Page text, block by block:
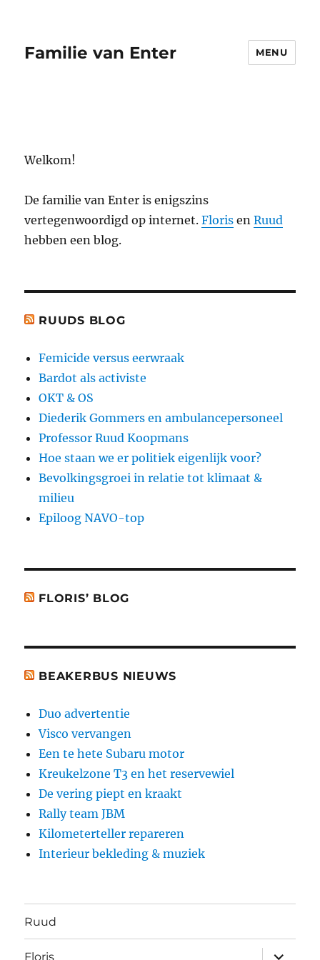
Familie van Enter MENU
Welkom!
De familie van Enter is enigszins
vertegenwoordigd op internet.Floris enRuud
hebben een blog.
RUUDS BLOG
Femicide versus eerwraak
Bardot als activiste
OKT & OS
Diederik Gommers en ambulancepersoneel
Professor Ruud Koopmans
Hoe staan we er politiek eigenlijk voor?
Bevolkingsgroei in relatie tot klimaat &
milieu
Epiloog NAVO-top
FLORIS’ BLOG
BEAKERBUS NIEUWS
Duo advertentie
Visco vervangen
Een te hete Subaru motor
Kreukelzone T3 en het reservewiel
De vering piept en kraakt
Rally team JBM
Kilometerteller repareren
Interieur bekleding & muziek
Ruud
Floris